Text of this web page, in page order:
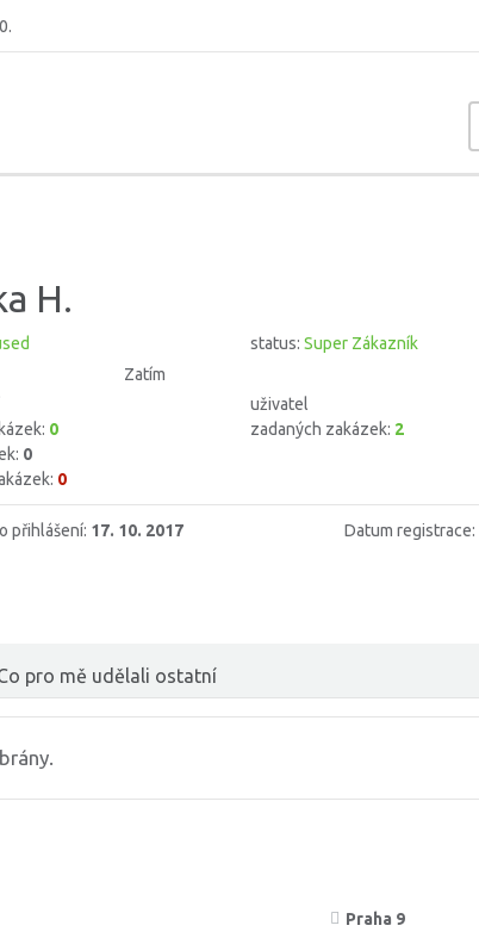
H.
Zatím
0
0
0
status: Super Zákazník
uživatel
zadaných zakázek: 2
přihlášení: 17. 10. 2017 Datum registrace:
pro mě udělali ostatní
Praha 9